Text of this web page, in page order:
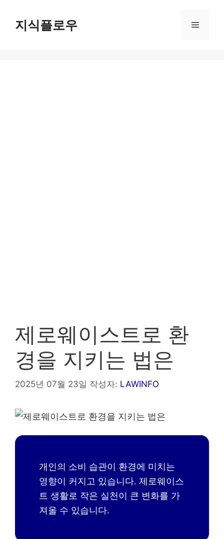
지식플로우 메
제로웨이스트로 환
경을 지키는 법은
2025년 07월 23일 작성자: LAWINFO
개인의 소비 습관이 환경에 미치는
영향이 커지고 있습니다. 제로웨이스
트 생활로 작은 실천이 큰 변화를 가
져올 수 있습니다.